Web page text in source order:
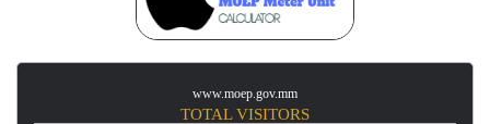
www.moep.gov.mm
TOTAL VISITORS